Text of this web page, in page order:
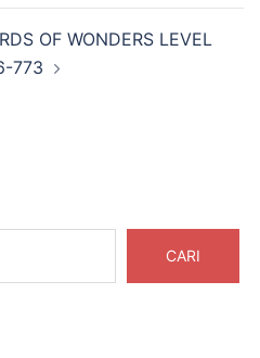
OF WONDERS LEVEL
773
CARI